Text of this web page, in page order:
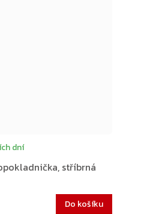
stříbrná
dní
Do košíku